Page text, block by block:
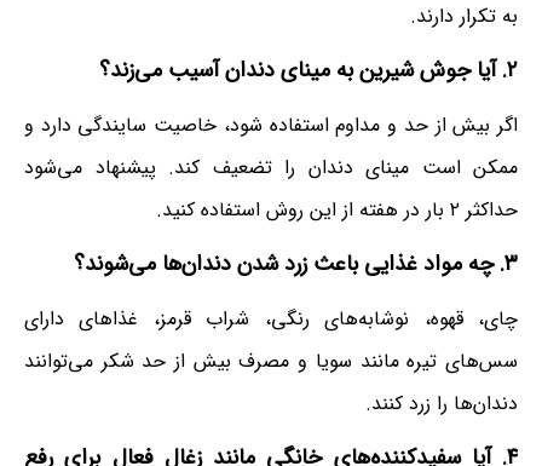
به تکرار دارند.
۲. آیا جوش شیرین به مینای دندان آسیب می‌زند؟
اگر بیش از حد و مداوم استفاده شود، خاصیت سایندگی دارد و
ممکن است مینای دندان را تضعیف کند. پیشنهاد می‌شود
حداکثر ۲ بار در هفته از این روش استفاده کنید.
۳. چه مواد غذایی باعث زرد شدن دندان‌ها می‌شوند؟
چای، قهوه، نوشابه‌های رنگی، شراب قرمز، غذاهای دارای
سس‌های تیره مانند سویا و مصرف بیش از حد شکر می‌توانند
دندان‌ها را زرد کنند.
۴. آیا سفیدکننده‌های خانگی مانند زغال فعال برای رفع